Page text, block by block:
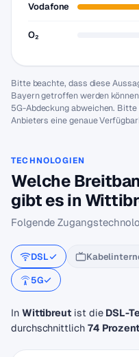
Vodafone
O₂
Bitte beachte, dass diese
Bayern getroffen werden
5G-Abdeckung abweichen.
Anbieters eine genaue
TECHNOLOGIEN
Welche
gibt es in
Folgende
DSL
5G
In Wittibreut ist die DSL-
durchschnittlich 74 Prozent